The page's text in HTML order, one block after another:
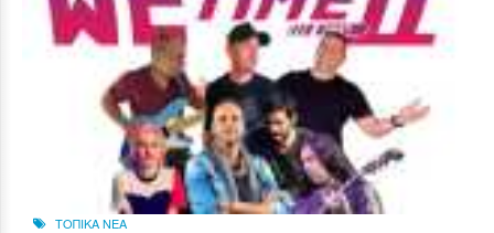
ΤΟΠΙΚΑ ΝΕΑ